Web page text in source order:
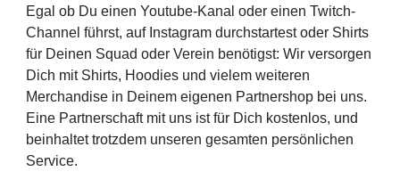
Egal ob Du einen Youtube-Kanal oder einen Twitch-
Channel führst, auf Instagram durchstartest oder Shirts
für Deinen Squad oder Verein benötigst: Wir versorgen
Dich mit Shirts, Hoodies und vielem weiteren
Merchandise in Deinem eigenen Partnershop bei uns.
Eine Partnerschaft mit uns ist für Dich kostenlos, und
beinhaltet trotzdem unseren gesamten persönlichen
Service.